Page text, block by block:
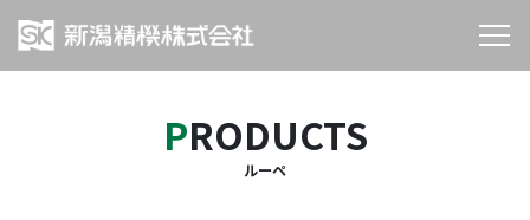
PRODUCTS
ルーペ